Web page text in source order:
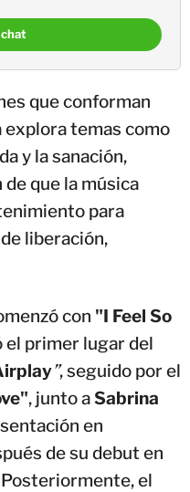
que conforman
explora temas como
y la sanación,
que la música
para
liberación,
con "I Feel So
el primer lugar del
”, seguido por el
, junto aSabrina
en
de su debut en
el